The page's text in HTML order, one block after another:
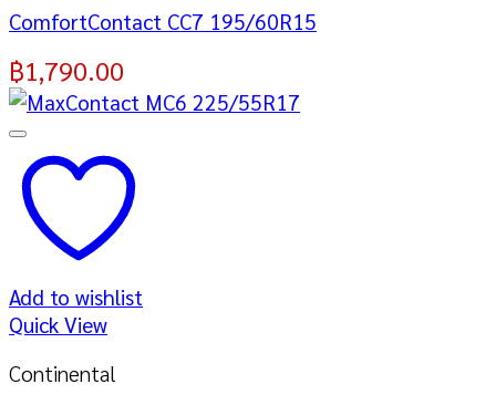
ComfortContact CC7 195/60R15
฿1,790.00
Add to wishlist
Quick View
Continental